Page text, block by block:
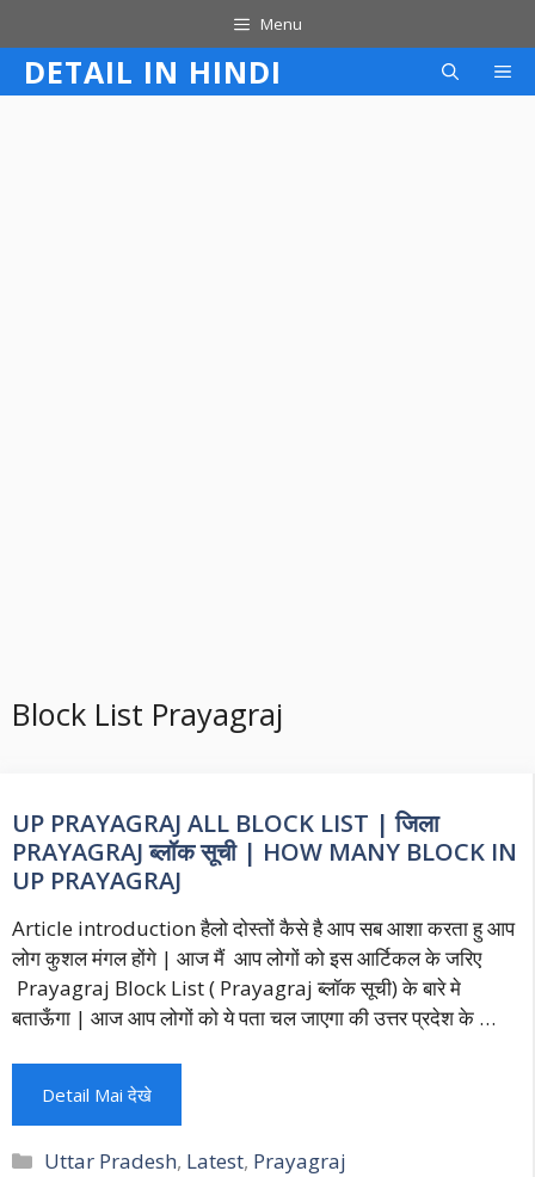
to
content
Menu
DETAIL IN HINDI
Block List Prayagraj
UP PRAYAGRAJ ALL BLOCK LIST | जिला
PRAYAGRAJ ब्लॉक सूची | HOW MANY BLOCK IN
UP PRAYAGRAJ
Article introduction हैलो दोस्तों कैसे है आप सब आशा करता हु आप
लोग कुशल मंगल होंगे | आज मैं आप लोगों को इस आर्टिकल के जरिए
Prayagraj Block List ( Prayagraj ब्लॉक सूची) के बारे मे
बताऊँगा | आज आप लोगों को ये पता चल जाएगा की उत्तर प्रदेश के …
Detail Mai देखे
Categories
Uttar Pradesh, Latest, Prayagraj